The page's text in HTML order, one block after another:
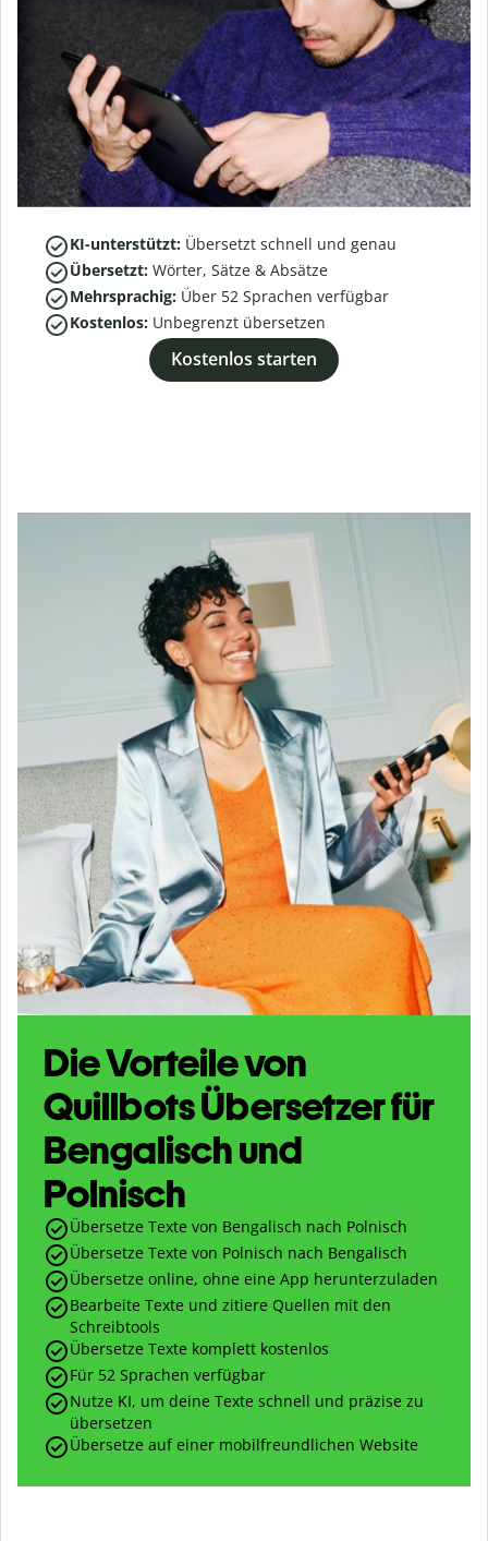
KI-unterstützt: Übersetzt schnell und genau
Übersetzt: Wörter, Sätze & Absätze
Mehrsprachig: Über 52 Sprachen verfügbar
Kostenlos: Unbegrenzt übersetzen
Kostenlos starten
Die Vorteile von
Quillbots Übersetzer für
Bengalisch und
Polnisch
Übersetze Texte von Bengalisch nach Polnisch
Übersetze Texte von Polnisch nach Bengalisch
Übersetze online, ohne eine App herunterzuladen
Bearbeite Texte und zitiere Quellen mit den
Schreibtools
Übersetze Texte komplett kostenlos
Für 52 Sprachen verfügbar
Nutze KI, um deine Texte schnell und präzise zu
übersetzen
Übersetze auf einer mobilfreundlichen Website